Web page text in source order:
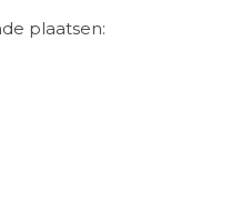
plaatsen: